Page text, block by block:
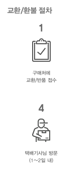
교환/환불 절차
1
구매처에
교환/반품 접수
4
택배기사님 방문
(1~2일 내)